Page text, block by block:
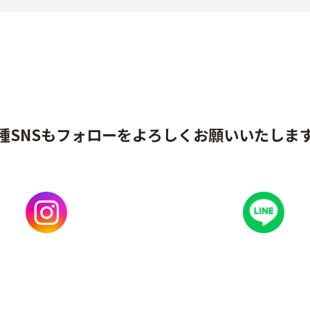
SNSもフォローをよろしくお願いいたしま